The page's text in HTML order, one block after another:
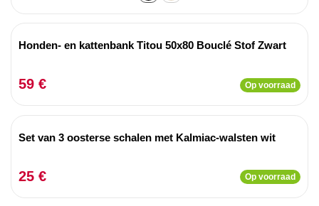
Honden- en kattenbank Titou 50x80 Bouclé Stof Zwart
59 € Op voorraad
Set van 3 oosterse schalen met Kalmiac-walsten wit
25 € Op voorraad